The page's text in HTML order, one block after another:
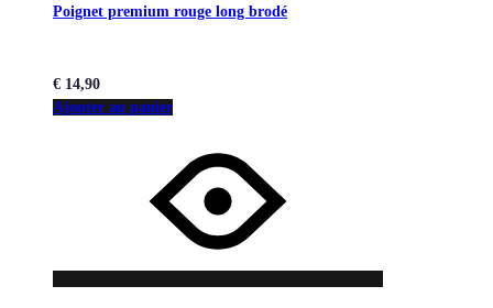
Poignet premium rouge long brodé
€ 14,90
Ajouter au panier